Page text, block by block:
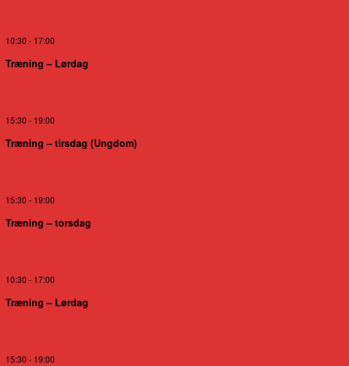
10:30 - 17:00
Træning – Lørdag
15:30 - 19:00
Træning – tirsdag (Ungdom)
15:30 - 19:00
Træning – torsdag
10:30 - 17:00
Træning – Lørdag
15:30 - 19:00